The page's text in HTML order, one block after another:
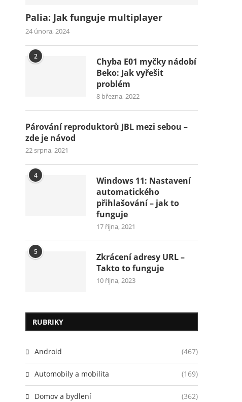
Palia: Jak funguje multiplayer
24 února, 2024
2
Chyba E01 myčky nádobí
Beko: Jak vyřešit
problém
8 března, 2022
Párování reproduktorů JBL mezi sebou –
zde je návod
22 srpna, 2021
4
Windows 11: Nastavení
automatického
přihlašování – jak to
funguje
17 října, 2021
5
Zkrácení adresy URL –
Takto to funguje
10 října, 2023
RUBRIKY
Android (467)
Automobily a mobilita (169)
Domov a bydlení (362)